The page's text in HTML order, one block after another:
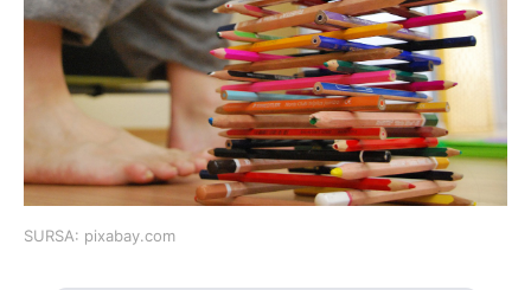
SURSA: pixabay.com